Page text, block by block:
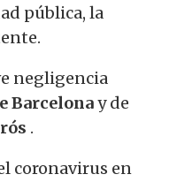
pública, la
negligencia
Barcelonay de
.
coronavirus en